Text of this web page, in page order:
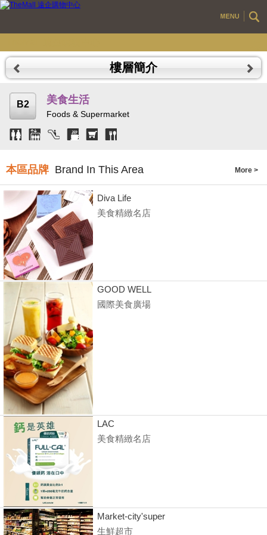
樓層簡介
B2 美食生活
Foods & Supermarket
本區品牌 Brand In This Area More
Diva Life
美食精緻名店
GOOD WELL
國際美食廣場
LAC
美食精緻名店
Market-city'super
生鮮超市